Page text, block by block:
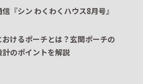
『シン わくわくハウス8月号』
おけるポーチとは？玄関ポーチの
計のポイントを解説